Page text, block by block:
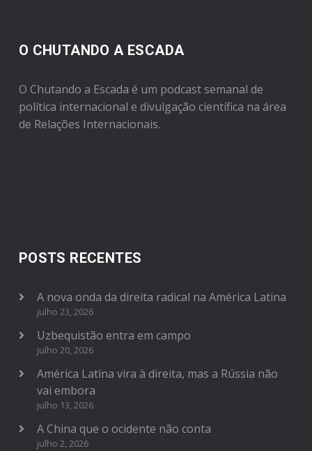
O CHUTANDO A ESCADA
O Chutando a Escada é um podcast semanal de
política internacional e divulgação científica na área
de Relações Internacionais.
POSTS RECENTES
A nova onda da direita radical na América Latina
julho 23, 2026
Uzbequistão entra em campo
julho 20, 2026
América Latina vira à direita, mas a Rússia não
vai embora
julho 13, 2026
A China que o ocidente não conta
julho 2, 2026